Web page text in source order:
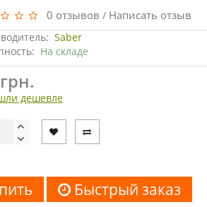
0 отзывов / Написать отзыв
Saber
На складе
дешевле
Быстрый заказ